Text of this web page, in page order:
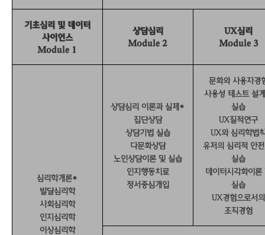
기초심리 및 데이터
사이언스
Module 1
상담심리
Module 2
UX심리
Module 3
심리학개론*
발달심리학
사회심리학
인지심리학
이상심리학
상담심리 이론과 실제*
집단상담
상담기법 실습
다문화상담
노인상담이론 및 실습
인지행동치료
정서중심개입
문화와 사용자경
사용성 테스트 설
실습
UX질적연구
UX와 심리학법
유저의 심리적 안
실습
데이터시각화이론
실습
UX경험으로서의
조직경험